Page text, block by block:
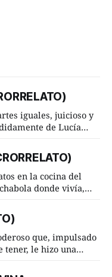
iguales, juicioso y
de Lucía
absoluta
por parte de ella.
en la cocina del
donde vivía,
él hacía su mísera
que, impulsado
tener, le hizo una
tú? Su